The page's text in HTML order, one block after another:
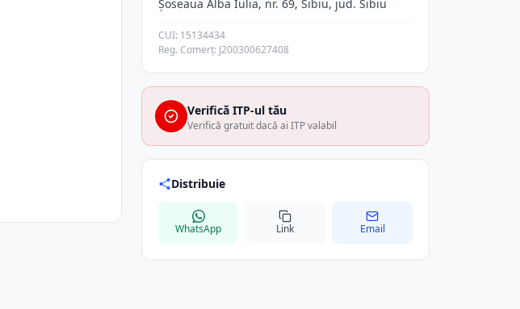
Șoseaua Alba Iulia, nr. 69, Sibiu, jud. Sibiu
CUI: 15134434
Reg. Comerț: J200300627408
Verifică ITP-ul tău
Verifică gratuit dacă ai ITP valabil
Distribuie
WhatsApp Link Email